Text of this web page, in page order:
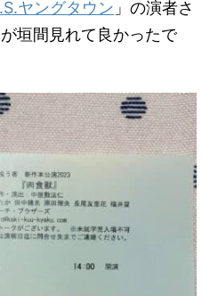
ヤングタウン 」の演者さ
垣間見れて良かったで